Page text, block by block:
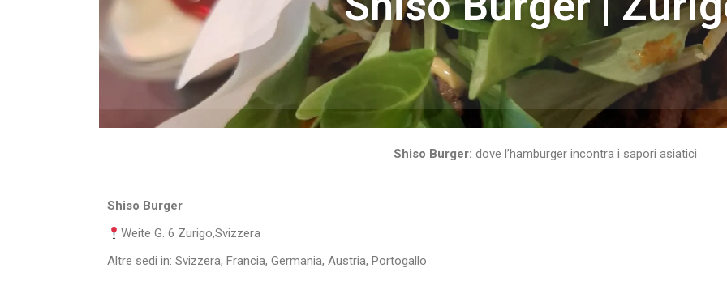
Shiso Burger: dove l’hamburger incontra i sapori asiatici
Shiso Burger
Weite G. 6 Zurigo,Svizzera
Altre sedi in: Svizzera, Francia, Germania, Austria, Portogallo